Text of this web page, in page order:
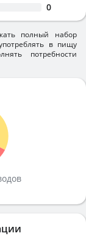
0
полный набор
в пищу
потребности